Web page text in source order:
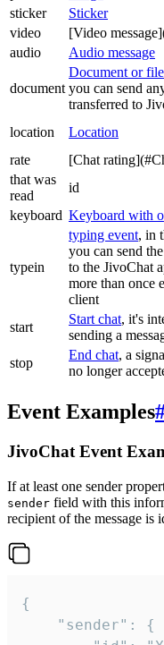
sticker
Sticker
video
[Video
audio
Audio message
document
Document or file
you can send
transferred to
location Location
rate
[Chat
that was
read
id
keyboard Keyboard with
typein
typing event, in
you can send
to the JivoChat
more than once
client
start
Start chat, it's
sending a
stop
End chat, a
no longer
Event Examples
JivoChat Event
If at least one sender
sender field with this
recipient of the message is
{